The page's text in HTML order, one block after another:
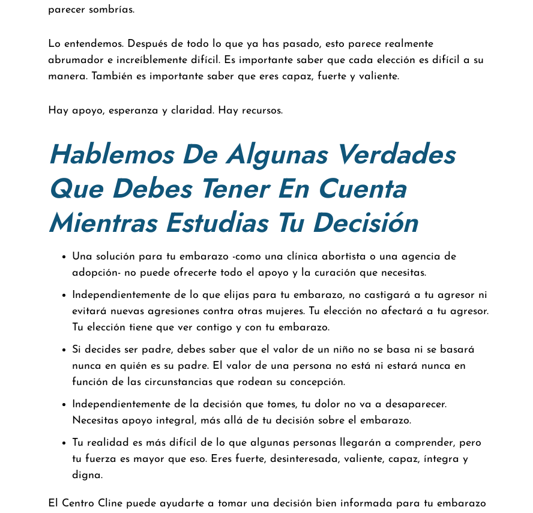
parecer sombrías.
Lo entendemos. Después de todo lo que ya has pasado, esto parece realmente
abrumador e increíblemente difícil. Es importante saber que cada elección es difícil a su
manera. También es importante saber que eres capaz, fuerte y valiente.
Hay apoyo, esperanza y claridad. Hay recursos.
Hablemos De Algunas Verdades
Que Debes Tener En Cuenta
Mientras Estudias Tu Decisión
Una solución para tu embarazo -como una clínica abortista o una agencia de
adopción- no puede ofrecerte todo el apoyo y la curación que necesitas.
Independientemente de lo que elijas para tu embarazo, no castigará a tu agresor ni
evitará nuevas agresiones contra otras mujeres. Tu elección no afectará a tu agresor.
Tu elección tiene que ver contigo y con tu embarazo.
Si decides ser padre, debes saber que el valor de un niño no se basa ni se basará
nunca en quién es su padre. El valor de una persona no está ni estará nunca en
función de las circunstancias que rodean su concepción.
Independientemente de la decisión que tomes, tu dolor no va a desaparecer.
Necesitas apoyo integral, más allá de tu decisión sobre el embarazo.
Tu realidad es más difícil de lo que algunas personas llegarán a comprender, pero
tu fuerza es mayor que eso. Eres fuerte, desinteresada, valiente, capaz, íntegra y
digna.
El Centro Cline puede ayudarte a tomar una decisión bien informada para tu embarazo